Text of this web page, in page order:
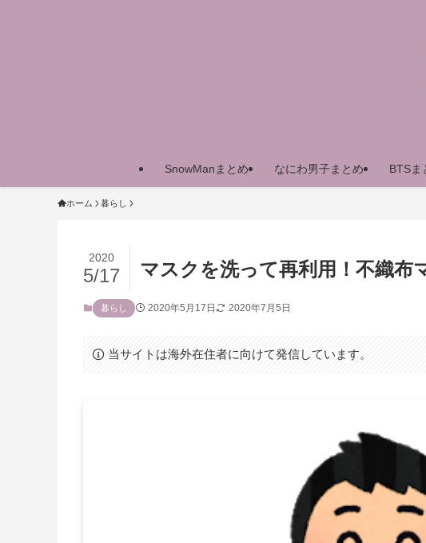
SnowManまとめ なにわ男子まとめ BTSま
ホーム 暮らし
マスクを洗って再利用！不織布
2020
5/17
暮らし 2020年5月17日 2020年7月5日
当サイトは海外在住者に向けて発信しています。